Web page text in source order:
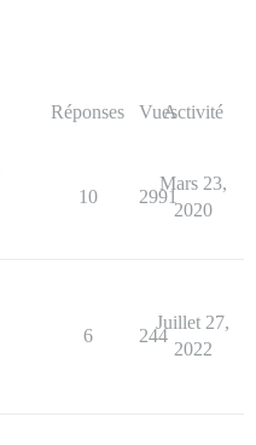
Réponses VuesActivité
10 2991
Mars 23,
2020
6 244
Juillet 27,
2022